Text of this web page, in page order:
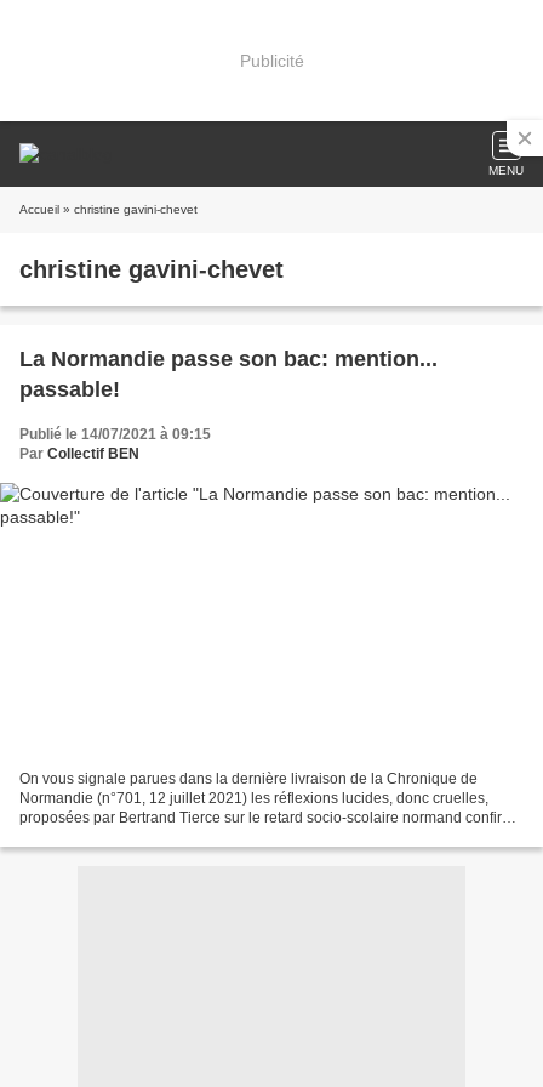
Publicité
MENU
Accueil » christine gavini-chevet
christine gavini-chevet
La Normandie passe son bac: mention...
passable!
Publié le 14/07/2021 à 09:15
Par Collectif BEN
On vous signale parues dans la dernière livraison de la Chronique de
Normandie (n°701, 12 juillet 2021) les réflexions lucides, donc cruelles,
proposées par Bertrand Tierce sur le retard socio-scolaire normand confirmé